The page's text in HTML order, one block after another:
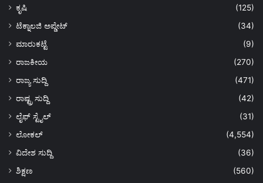
ಕೃಷಿ
(125)
ಟೆಕ್ನಾಲಜಿ ಅಪ್ಡೇಟ್
(34)
ಮಾರುಕಟ್ಟೆ
(9)
ರಾಜಕೀಯ
(270)
ರಾಜ್ಯ ಸುದ್ದಿ
(471)
ರಾಷ್ಟ್ರ ಸುದ್ದಿ
(42)
ಲೈಫ್ ಸ್ಟೈಲ್
(31)
ಲೋಕಲ್
(4,554)
ವಿದೇಶ ಸುದ್ದಿ
(36)
ಶಿಕ್ಷಣ
(560)